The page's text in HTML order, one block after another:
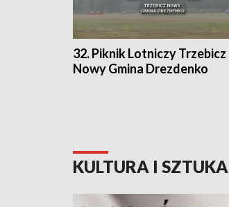
32. Piknik Lotniczy Trzebicz
Nowy Gmina Drezdenko
KULTURA I SZTUKA